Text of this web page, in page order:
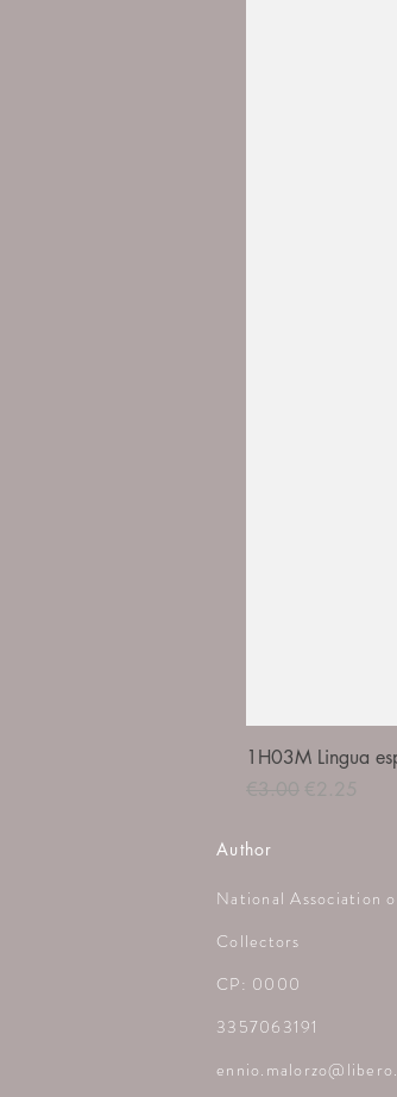
1H03M Lingua
Author
National Association
Collectors
CP: 0000
3357063191